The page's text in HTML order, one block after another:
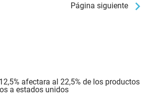
Página siguiente